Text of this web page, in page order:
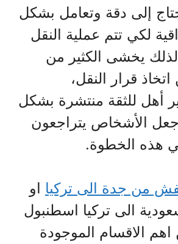
إلى دقة وتعامل بشكل
لكي تتم عملية النقل
يخشى الكثير من
قرار النقل،
أهل للثقة منتشرة بشكل
جعل الأشخاص يتراجعون
هذه الخطوة.
من جدة الى تركيا او
الى تركيا اسطنبول
الاقسام الموجودة